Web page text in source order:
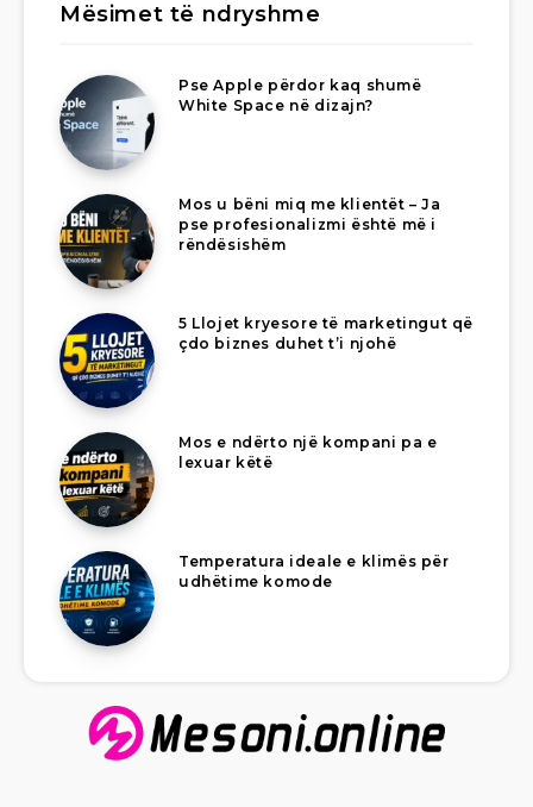
Mësimet të ndryshme
Pse Apple përdor kaq shumë
White Space në dizajn?
Mos u bëni miq me klientët – Ja
pse profesionalizmi është më i
rëndësishëm
5 Llojet kryesore të marketingut që
çdo biznes duhet t’i njohë
Mos e ndërto një kompani pa e
lexuar këtë
Temperatura ideale e klimës për
udhëtime komode